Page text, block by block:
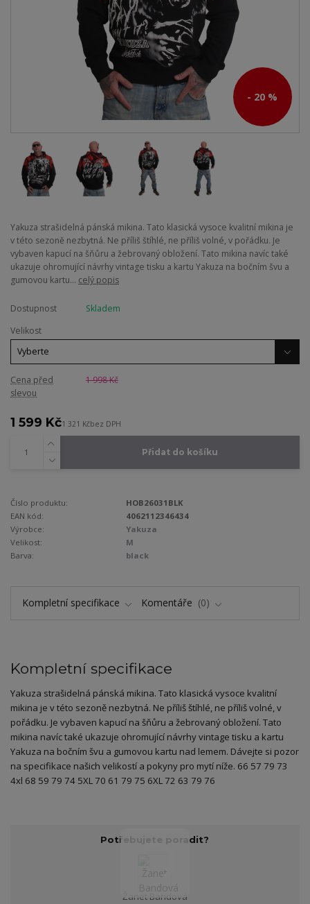
- 20 %
Yakuza strašidelná pánská mikina. Tato klasická vysoce kvalitní mikina je
v této sezoně nezbytná. Ne příliš štíhlé, ne příliš volné, v pořádku. Je
vybaven kapucí na šňůru a žebrovaný obložení. Tato mikina navíc také
ukazuje ohromující návrhy vintage tisku a kartu Yakuza na bočním švu a
gumovou kartu... celý popis
Dostupnost
Skladem
Velikost
Cena před
slevou
1 998 Kč
1 599 Kč1 321 Kčbez DPH
Přidat do košíku
Číslo produktu:
HOB26031BLK
EAN kód:
4062112346434
Výrobce:
Yakuza
Velikost:
M
Barva:
black
Kompletní specifikace Komentáře 0
Kompletní specifikace
Yakuza strašidelná pánská mikina. Tato klasická vysoce kvalitní
mikina je v této sezoně nezbytná. Ne příliš štíhlé, ne příliš volné, v
pořádku. Je vybaven kapucí na šňůru a žebrovaný obložení. Tato
mikina navíc také ukazuje ohromující návrhy vintage tisku a kartu
Yakuza na bočním švu a gumovou kartu nad lemem. Dávejte si pozor
na specifikace našich velikostí a pokyny pro mytí níže. 66 57 79 73
4xl 68 59 79 74 5XL 70 61 79 75 6XL 72 63 79 76
Potřebujete poradit?
Žanet Bandová